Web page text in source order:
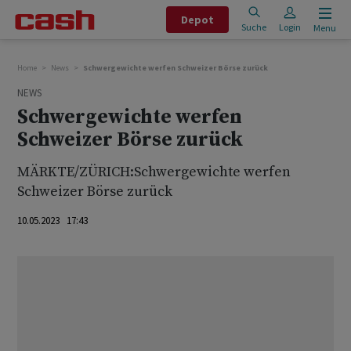
Depot
Suche Login Menu
Home News Schwergewichte werfen Schweizer Börse zurück
NEWS
Schwergewichte werfen
Schweizer Börse zurück
MÄRKTE/ZÜRICH:Schwergewichte werfen
Schweizer Börse zurück
10.05.2023 17:43